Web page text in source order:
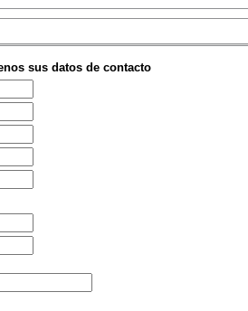
sus datos de contacto